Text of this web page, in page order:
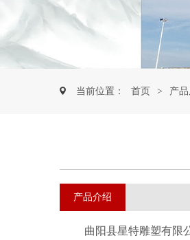
当前位置： 首页 > 产
产品介绍
曲阳县星特雕塑有限